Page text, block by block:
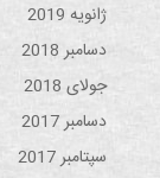
ژانویه 2019
دسامبر 2018
جولای 2018
دسامبر 2017
سپتامبر 2017